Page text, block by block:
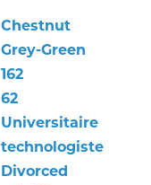
Chestnut
Grey-Green
162
62
Universitaire
technologiste
Divorced